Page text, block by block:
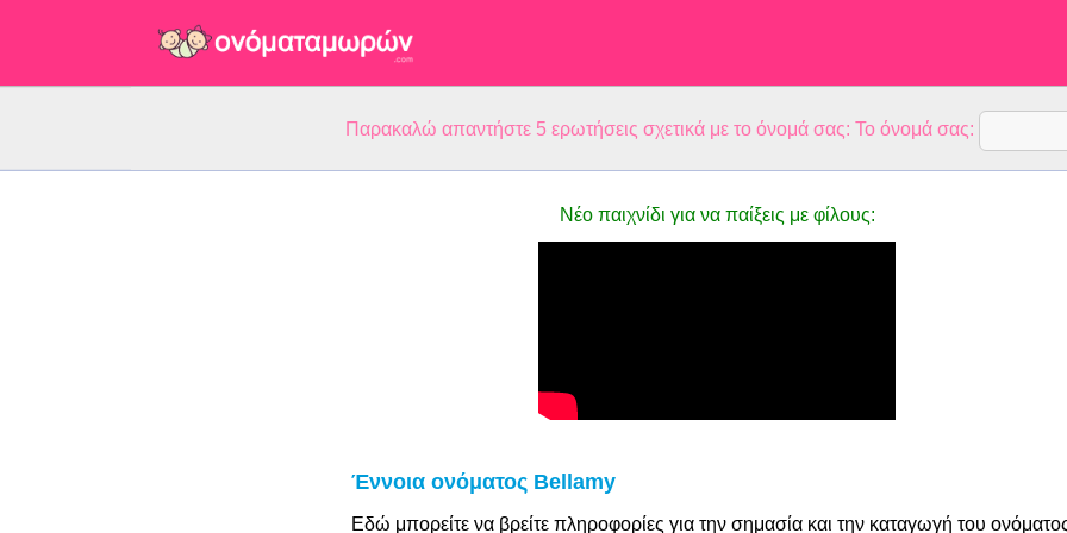
Παρακαλώ απαντήστε 5 ερωτήσεις σχετικά με το όνομά σας: Το όνομά σας:
Νέο παιχνίδι για να παίξεις με φίλους:
Έννοια ονόματος Bellamy
Εδώ μπορείτε να βρείτε πληροφορίες για την σημασία και την καταγωγή του